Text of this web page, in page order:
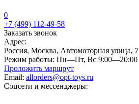
0
+7 (499) 112-49-58
Заказать звонок
Адрес:
Россия, Москва, Автомоторная улица, 7
Режим работы: Пн—Пт, Вс 9:00—20:00
Проложить маршрут
Email: allorders@opt-toys.ru
Соцсети и мессенджеры: